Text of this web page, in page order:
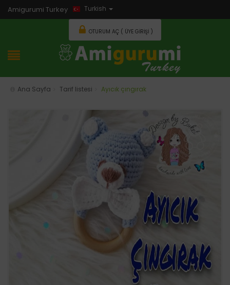
Amigurumi Turkey Turkish
OTURUM AÇ ( ÜYE GIRIŞI )
Ana Sayfa Tarif listesi Ayıcık çıngırak